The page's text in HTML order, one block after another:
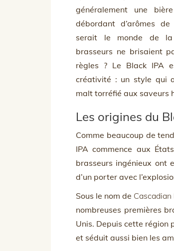
généralement une
débordant d’arômes
serait le monde de
brasseurs ne brisaient
règles ? Le Black IPA
créativité : un style qui
malt torréfié aux saveurs
Les origines du
Comme beaucoup de
IPA commence aux
brasseurs ingénieux ont
d’un porter avec
Sous le nom de
nombreuses premières
Unis. Depuis cette région
et séduit aussi bien les